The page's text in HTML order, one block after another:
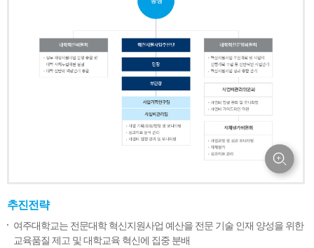
추진전략
여주대학교는 전문대학 혁신지원사업 예산을 전문 기술 인재 양성을 위한
교육품질 제고 및 대학교육 혁신에 집중 분배